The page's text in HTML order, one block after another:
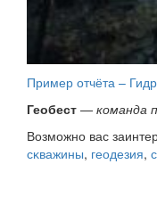
Пример отчёта –
Геобест — команда
Возможно вас
сĸважины, геодезия,